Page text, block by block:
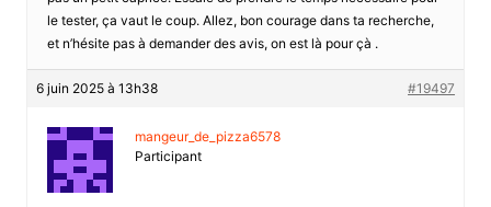
le tester, ça vaut le coup. Allez, bon courage dans ta recherche,
et n’hésite pas à demander des avis, on est là pour çà .
6 juin 2025 à 13h38 #19497
mangeur_de_pizza6578
Participant